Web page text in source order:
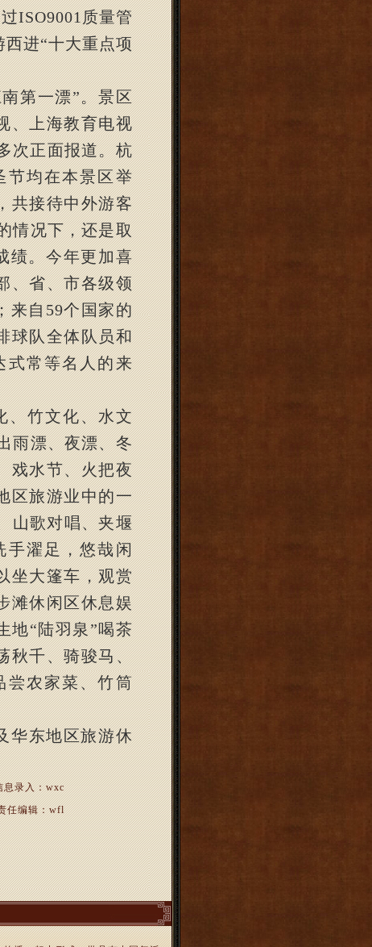
ISO9001质量管
西进“十大重点项
第一漂”。景区
、上海教育电视
次正面报道。杭
节均在本景区举
共接待中外游客
情况下，还是取
绩。今年更加喜
、省、市各级领
来自59个国家的
球队全体队员和
式常等名人的来
、竹文化、水文
雨漂、夜漂、冬
戏水节、火把夜
区旅游业中的一
山歌对唱、夹堰
手濯足，悠哉闲
坐大篷车，观赏
滩休闲区休息娱
地“陆羽泉”喝茶
秋千、骑骏马、
尝农家菜、竹筒
华东地区旅游休
息录入：wxc
任编辑：wfl